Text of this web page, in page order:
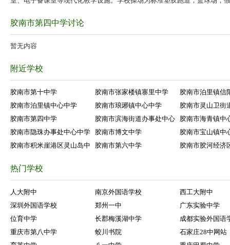
胶南市第四中学讨论
暂无内容
附近学校
胶南市第十中学 胶南市张家楼镇寨里中学
胶南市泊里镇信
胶南市泊里镇中心中学
胶南市琅琊镇中心中学
胶南市灵山卫街
胶南市第四中学
胶南市滨海街道办事处中心
胶南市海青镇中
胶南市隐珠办事处中心中学
胶南市博文中学
胶南市宝山镇中
胶南市积米崖港区灵山岛中
胶南市第六中学 胶南市胶河经济
热门学校
人大附中 南京外国语学校
西工大附中
深圳外国语学校
郑州一中
广东实验中学
位育中学
长郡梅溪湖中学
成都实验外国语
重庆市第八中学
蛟川书院
石家庄28中网站